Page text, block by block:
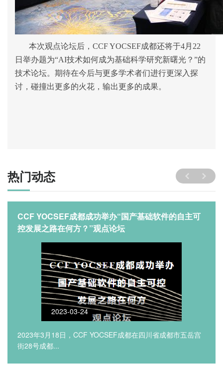
本次观点论坛后， CCF YOCSEF成都还将于4月22
日举办题为“AI技术如何成为基础科学研究新曙光？”的
技术论坛。期待在今后与更多学术者们进行更深入探
讨，碰撞出更多的火花，输出更多的成果。
热门动态
CCF YOCSEF成都成功举办“国产基础软件的自主可
控发展之路在何方？”观点论坛
2023-03-24
2023年3月18日，CCF YOCSEF成都在四川省成都市五岳宫
街28号成都...